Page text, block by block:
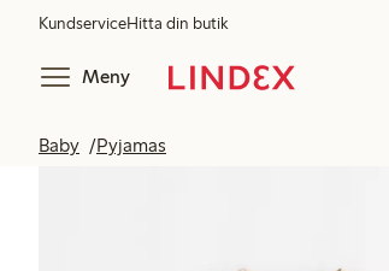
KundserviceHitta din butik
Meny
Baby Pyjamas